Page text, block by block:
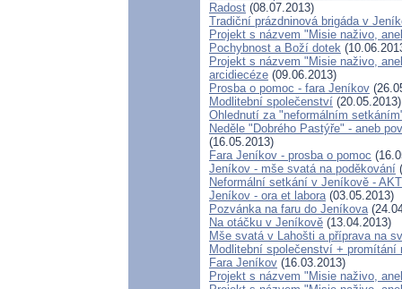
Radost (08.07.2013)
Tradiční prázdninová brigáda v
Projekt s názvem "Misie naživo,
Pochybnost a Boží dotek
Projekt s názvem "Misie naživo,
arcidiecéze (09.06.2013)
Prosba o pomoc - fara Jeníkov
Modlitební společenství (20.05.2013)
Ohlednutí za "neformálním
Neděle "Dobrého Pastýře" - aneb
(16.05.2013)
Fara Jeníkov - prosba o pomoc
Jeníkov - mše svatá na poděkování
Neformální setkání v Jeníkově -
Jeníkov - ora et labora (03.05.2013)
Pozvánka na faru do Jeníkova
Na otáčku v Jeníkově (13.04.2013)
Mše svatá v Lahošti a příprava na
Modlitební společenství + promítání
Fara Jeníkov (16.03.2013)
Projekt s názvem "Misie naživo,